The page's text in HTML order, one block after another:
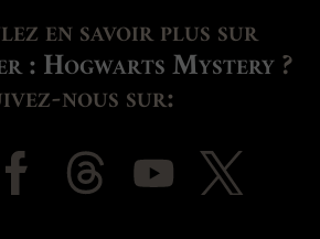
en savoir plus sur
: Hogwarts Mystery?
nous sur: